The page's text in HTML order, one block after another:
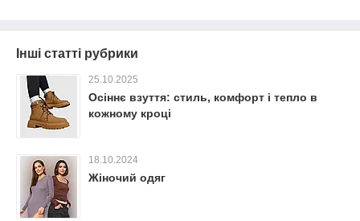
Інші статті рубрики
25.10.2025
Осіннє взуття: стиль, комфорт і тепло в
кожному кроці
18.10.2024
Жіночий одяг